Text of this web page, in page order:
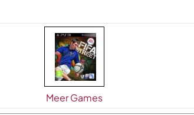
Meer Games